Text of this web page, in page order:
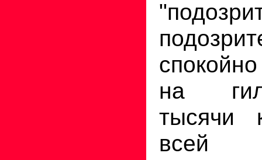
на
тысячи
всей